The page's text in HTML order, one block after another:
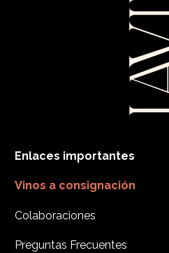
Enlaces importantes
Vinos a consignación
Colaboraciones
Preguntas Frecuentes